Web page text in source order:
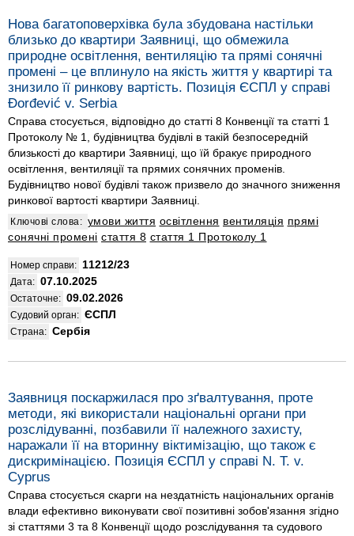
Нова багатоповерхівка була збудована настільки
близько до квартири Заявниці, що обмежила
природне освітлення, вентиляцію та прямі сонячні
промені – це вплинуло на якість життя у квартирі та
знизило її ринкову вартість. Позиція ЄСПЛ у справі
Đorđević v. Serbia
Справа стосується, відповідно до статті 8 Конвенції та статті 1
Протоколу № 1, будівництва будівлі в такій безпосередній
близькості до квартири Заявниці, що їй бракує природного
освітлення, вентиляції та прямих сонячних променів.
Будівництво нової будівлі також призвело до значного зниження
ринкової вартості квартири Заявниці.
Ключові слова: умови життя освітлення вентиляція прямі
сонячні промені стаття 8 стаття 1 Протоколу 1
Номер справи: 11212/23
Дата: 07.10.2025
Остаточне: 09.02.2026
Судовий орган: ЄСПЛ
Страна: Сербія
Заявниця поскаржилася про зґвалтування, проте
методи, які використали національні органи при
розслідуванні, позбавили її належного захисту,
наражали її на вторинну віктимізацію, що також є
дискримінацією. Позиція ЄСПЛ у справі N. T. v.
Cyprus
Справа стосується скарги на нездатність національних органів
влади ефективно виконувати свої позитивні зобов'язання згідно
зі статтями 3 та 8 Конвенції щодо розслідування та судового